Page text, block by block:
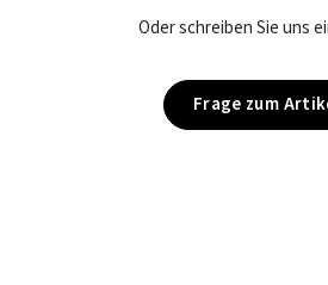
Oder schreiben Sie uns
Frage zum